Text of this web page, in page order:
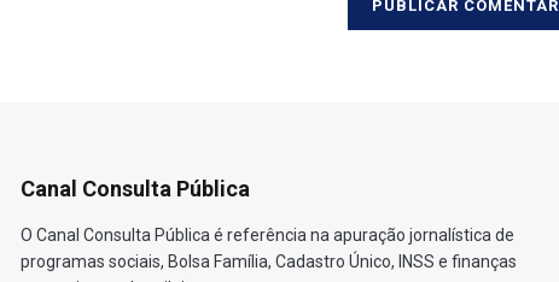
Canal Consulta Pública
O Canal Consulta Pública é referência na apuração jornalística de
programas sociais, Bolsa Família, Cadastro Único, INSS e finanças